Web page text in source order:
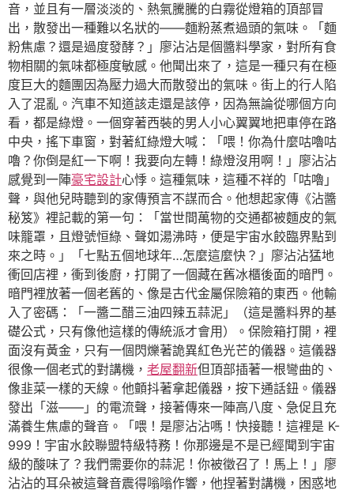
音，並且有一層淡淡的、熱氣騰騰的白霧從燈箱的頂部冒
出，散發出一種難以名狀的——麵粉蒸煮過頭的氣味。「麵
粉焦慮？還是過度發酵？」廖沾沾是個醬料學家，對所有食
物相關的氣味都極度敏感。他聞出來了，這是一種只有在極
度巨大的麵團因為壓力過大而散發出的氣味。街上的行人陷
入了混亂。汽車不知道該走還是該停，因為無論從哪個方向
看，都是綠燈。一個穿著西裝的男人小心翼翼地把車停在路
中央，搖下車窗，對著紅綠燈大喊：「喂！你為什麼咕嚕咕
嚕？你倒是紅一下啊！我要向左轉！綠燈沒用啊！」廖沾沾
感覺到一陣豪宅設計心悸。這種氣味，這種不祥的「咕嚕」
聲，與他兒時聽到的家傳預言不謀而合。他想起家傳《沾醬
秘笈》裡記載的第一句：「當世間萬物的交通都被麵皮的氣
味籠罩，且燈號恒綠、聲如湯沸時，便是宇宙水餃臨界點到
來之時。」「七點五個地球年…怎麼這麼快？」廖沾沾猛地
衝回店裡，衝到後廚，打開了一個藏在舊冰櫃後面的暗門。
暗門裡放著一個老舊的、像是古代金屬保險箱的東西。他輸
入了密碼：「一醬二醋三油四辣五蒜泥」（這是醬料界的基
礎公式，只有像他這樣的傳統派才會用）。保險箱打開，裡
面沒有黃金，只有一個閃爍著詭異紅色光芒的儀器。這儀器
很像一個老式的對講機， 老屋翻新但頂部插著一根彎曲的、
像韭菜一樣的天線。他顫抖著拿起儀器，按下通話鈕。儀器
發出「滋——」的電流聲，接著傳來一陣高八度、急促且充
滿養生焦慮的聲音。「喂！是廖沾沾嗎！快接聽！這裡是 K-
999！宇宙水餃聯盟特級特務！你那邊是不是已經聞到宇宙
級的酸味了？我們需要你的蒜泥！你被徵召了！馬上！」廖
沾沾的耳朵被這聲音震得嗡嗡作響，他捏著對講機，困惑地